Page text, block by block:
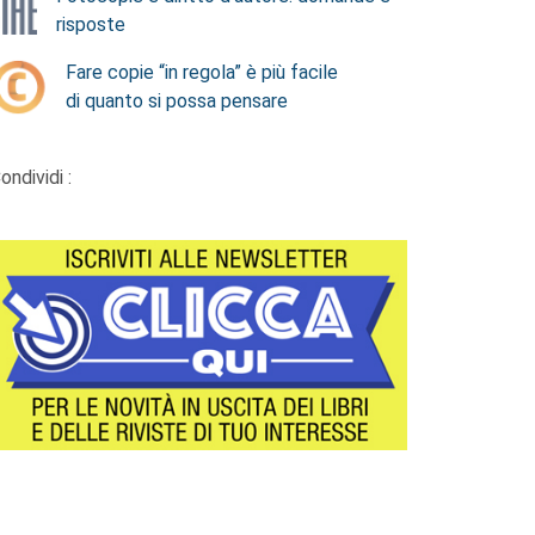
risposte
Fare copie “in regola” è più facile
di quanto si possa pensare
: